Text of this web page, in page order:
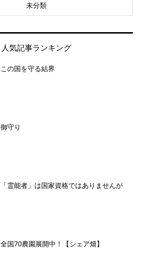
未分類
人気記事ランキング
この国を守る結界
御守り
「霊能者」は国家資格ではありませんが
全国70農園展開中！【シェア畑】